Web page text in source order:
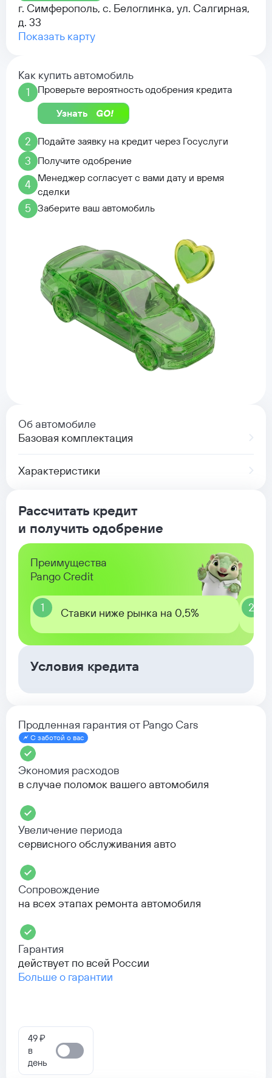
г. Симферополь, с. Белоглинка, ул. Салгирная,
д. 33
Показать карту
Как купить автомобиль
1
Проверьте вероятность одобрения кредита
Узнать
2 Подайте заявку на кредит через Госуслуги
3 Получите одобрение
4
Менеджер согласует с вами дату и время
сделки
5 Заберите ваш автомобиль
Об автомобиле
Базовая комплектация
Характеристики
Рассчитать кредит
и получить одобрение
Преимущества
Pango Credit
1 Ставки ниже рынка на 0,5% 2
Условия кредита
Продленная гарантия от Pango Cars
С заботой о вас
Экономия расходов
в случае поломок вашего автомобиля
Увеличение периода
сервисного обслуживания авто
Сопровождение
на всех этапах ремонта автомобиля
Гарантия
действует по всей России
Больше о гарантии
49 ₽
в
день